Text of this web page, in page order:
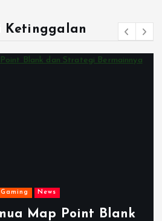
Ketinggalan
GAMES Gaming
Point Blank dan